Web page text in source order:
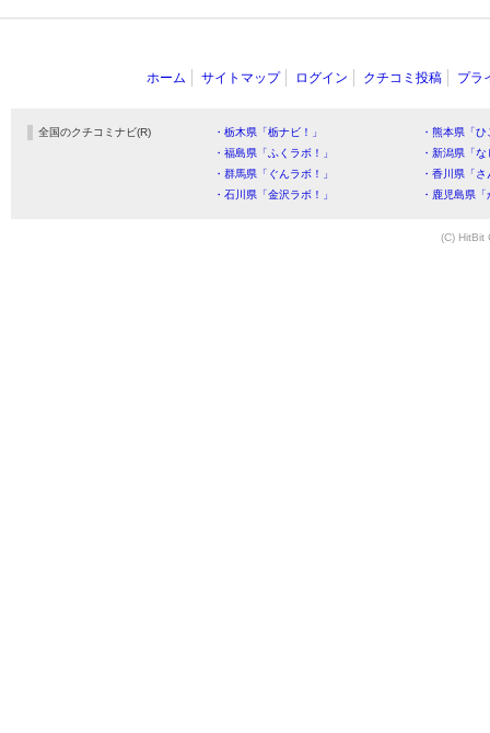
ホーム サイトマップ ログイン クチコミ投稿 プラ
全国のクチコミナビ(R) ・栃木県「栃ナビ！」
・熊本県「
・福島県「ふくラボ！」
・新潟県「
・群馬県「ぐんラボ！」
・香川県「
・石川県「金沢ラボ！」
・鹿児島県
(C) HitBit